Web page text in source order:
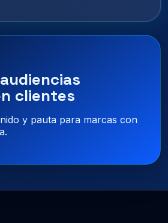
clientes
y pauta para marcas con